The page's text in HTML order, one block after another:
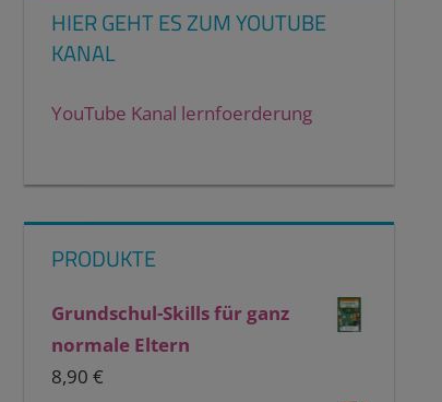
HIER GEHT ES ZUM YOUTUBE
KANAL
YouTube Kanal lernfoerderung
PRODUKTE
Grundschul-Skills für ganz
normale Eltern
8,90€